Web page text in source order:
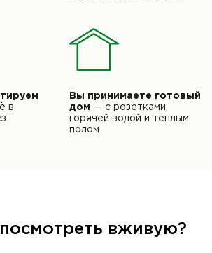
в
Вы принимаете готовый
дом — с розетками,
горячей водой и теплым
полом
вживую?